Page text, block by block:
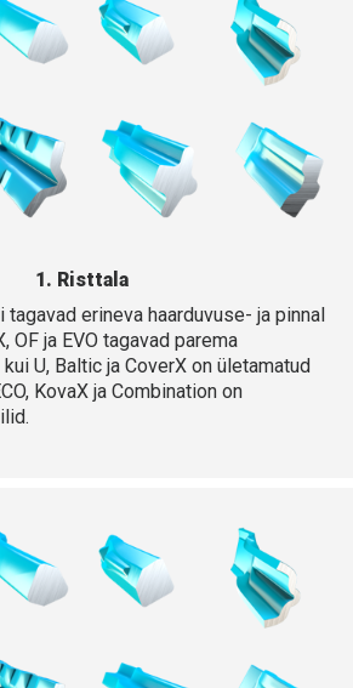
1. Risttala
erineva haarduvuse- ja pinnal
OF ja EVO tagavad parema
U, Baltic ja CoverX on ületamatud
KovaX ja Combination on